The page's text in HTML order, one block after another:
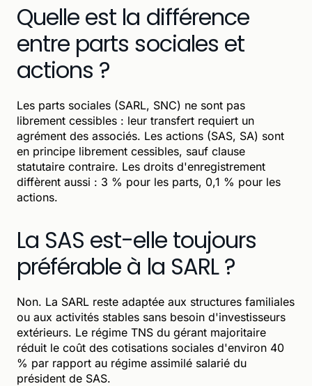
Quelle est la différence
entre parts sociales et
actions ?
Les parts sociales (SARL, SNC) ne sont pas
librement cessibles : leur transfert requiert un
agrément des associés. Les actions (SAS, SA) sont
en principe librement cessibles, sauf clause
statutaire contraire. Les droits d'enregistrement
diffèrent aussi : 3 % pour les parts, 0,1 % pour les
actions.
La SAS est-elle toujours
préférable à la SARL ?
Non. La SARL reste adaptée aux structures familiales
ou aux activités stables sans besoin d'investisseurs
extérieurs. Le régime TNS du gérant majoritaire
réduit le coût des cotisations sociales d'environ 40
% par rapport au régime assimilé salarié du
président de SAS.